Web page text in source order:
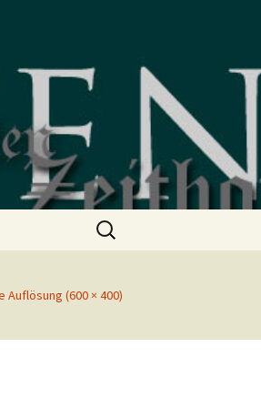
Suchen
nach:
Auflösung (600 × 400)